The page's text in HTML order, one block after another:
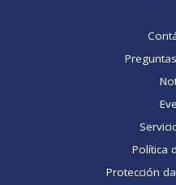
Política
Protección